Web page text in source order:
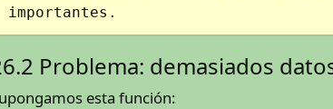
importantes.
Problema: demasiados
esta función: